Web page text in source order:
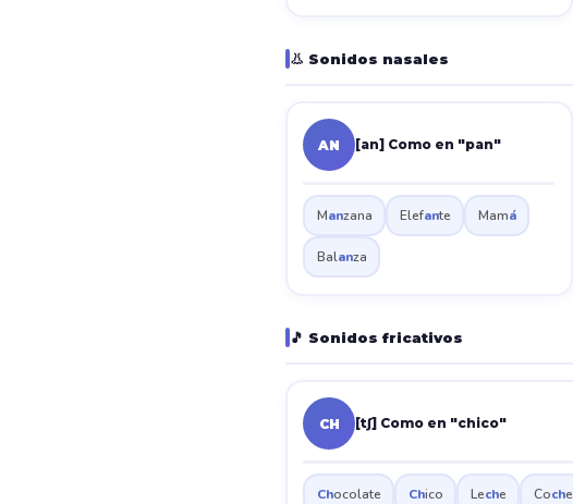
👃 Sonidos nasales
AN [an] Como en "pan"
Manzana Elefante Mamá
Balanza
🎵 Sonidos fricativos
CH [tʃ] Como en "chico"
Chocolate Chico Leche Coche